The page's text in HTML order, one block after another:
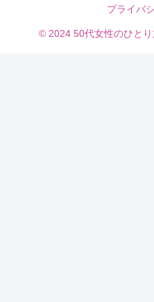
プライバ
© 2024 50代女性のひとり